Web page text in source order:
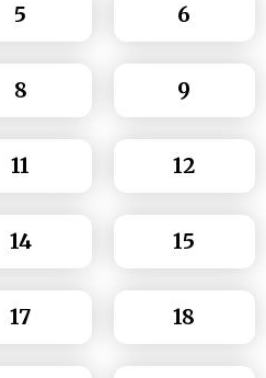
5 6
8 9
11 12
14 15
17 18